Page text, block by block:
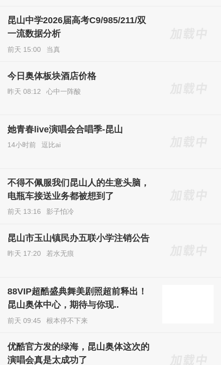
昆山中学2026届高考C9/985/211/双
一流数据分析
前天 15:00 当真
今日奥体板块酒店价格
昨天 08:12 心中一阵酸
她青春live演唱会合唱季-昆山
14小时前 逗比ai
不得不佩服我们昆山人的生意头脑，
电瓶车接送业务都被想到了
前天 13:16 影子怕冷
昆山市玉山镇民办五联小学注销公告
昨天 17:20 若水无痕
88VIP超酷盛典舞美剧照超前释出！
昆山奥体中心，期待与你现..
前天 09:45 根本停不下来
优酷官方发的绿海，昆山奥体这次的
演唱会真是太成功了